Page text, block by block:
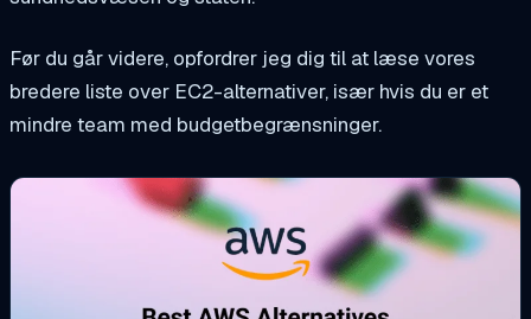
Før du går videre, opfordrer jeg dig til at læse vores
bredere liste over EC2-alternativer, især hvis du er et
mindre team med budgetbegrænsninger.